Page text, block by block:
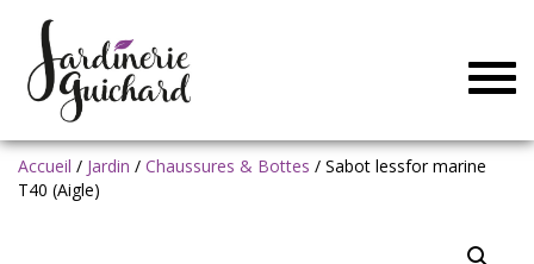
Accueil / Jardin / Chaussures & Bottes / Sabot lessfor marine
T40 (Aigle)